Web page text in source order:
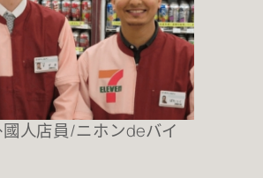
人店員/ニホンdeバイ